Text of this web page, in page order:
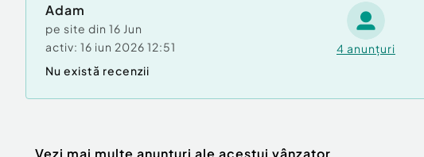
Adam
pe site din 16 Jun
activ: 16 iun 2026 12:51 4 anunțuri
Nu există recenzii
Vezi mai multe anunturi ale acestui vânzator